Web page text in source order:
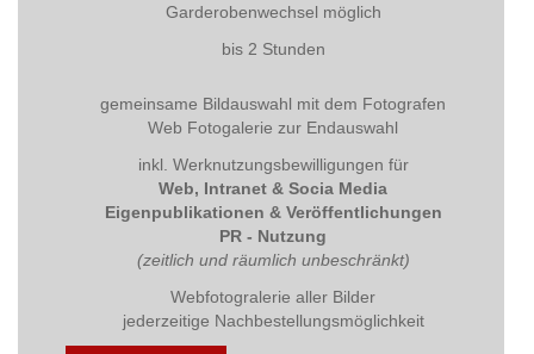
Garderobenwechsel möglich
bis 2 Stunden
gemeinsame Bildauswahl mit dem Fotografen
Web Fotogalerie zur Endauswahl
inkl. Werknutzungsbewilligungen für
Web, Intranet & Socia Media
Eigenpublikationen & Veröffentlichungen
PR - Nutzung
(zeitlich und räumlich unbeschränkt)
Webfotogralerie aller Bilder
jederzeitige Nachbestellungsmöglichkeit